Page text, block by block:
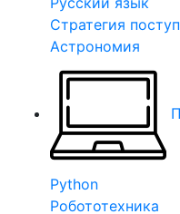
Стратегия
Астрономия
Python
Робототехника